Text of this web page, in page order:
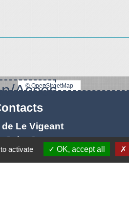
Accès
© OpenStreetMap
de Le Vigeant
Saint-Georges
- FRANCE
activate OK, accept all